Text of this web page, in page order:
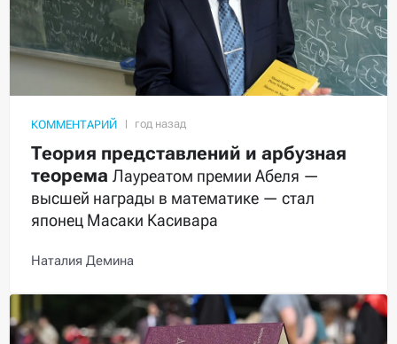
КОММЕНТАРИЙ
Теория представлений и арбузная
теорема Лауреатом премии Абеля —
высшей награды в математике — стал
японец Масаки Касивара
Наталия Демина